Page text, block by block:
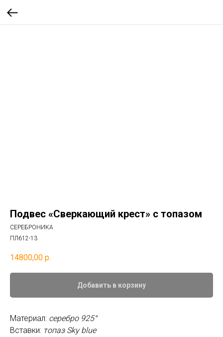
Подвес «Сверкающий крест» с топазом
СЕРЕБРОНИКА
ПЛ612-13
14800,00 р.
Добавить в корзину
Материал: серебро 925°
Вставки: топаз Sky blue